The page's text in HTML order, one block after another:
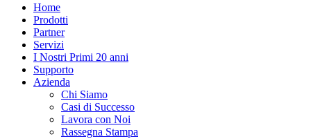
Home
Prodotti
Partner
Servizi
I Nostri Primi 20 anni
Supporto
Azienda
Chi Siamo
Casi di Successo
Lavora con Noi
Rassegna Stampa